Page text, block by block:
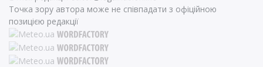
Точка зору автора може не співпадати з офіційною
позицією редакції